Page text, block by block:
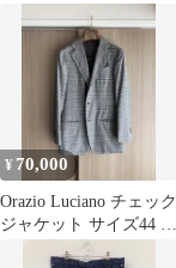
¥ 70,000
Orazio Luciano チェック
ジャケット サイズ44 春
夏 ナポリ仕立て